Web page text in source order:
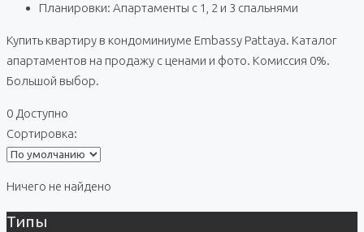
Планировки: Апартаменты с 1, 2 и 3 спальнями
Купить квартиру в кондоминиуме Embassy Pattaya. Каталог
апартаментов на продажу с ценами и фото. Комиссия 0%.
Большой выбор.
0 Доступно
Сортировка:
Ничего не найдено
Типы